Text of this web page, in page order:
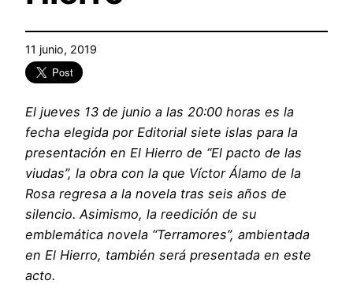
11 junio, 2019
El jueves 13 de junio a las 20:00 horas es la
fecha elegida por Editorial siete islas para la
presentación en El Hierro de “El pacto de las
viudas”, la obra con la que Víctor Álamo de la
Rosa regresa a la novela tras seis años de
silencio. Asimismo, la reedición de su
emblemática novela “Terramores”, ambientada
en El Hierro, también será presentada en este
acto.